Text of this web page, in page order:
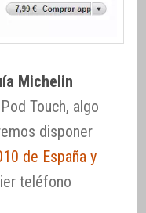
Michelin
Touch, algo
disponer
de España y
teléfono